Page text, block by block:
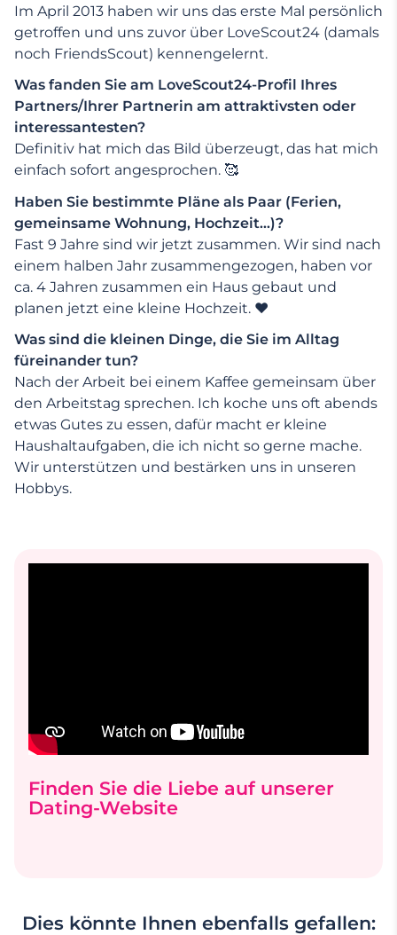
Im April 2013 haben wir uns das erste Mal persönlich
getroffen und uns zuvor über LoveScout24 (damals
noch FriendsScout) kennengelernt.
Was fanden Sie am LoveScout24-Profil Ihres
Partners/Ihrer Partnerin am attraktivsten oder
interessantesten?
Definitiv hat mich das Bild überzeugt, das hat mich
einfach sofort angesprochen. 🥰
Haben Sie bestimmte Pläne als Paar (Ferien,
gemeinsame Wohnung, Hochzeit…)?
Fast 9 Jahre sind wir jetzt zusammen. Wir sind nach
einem halben Jahr zusammengezogen, haben vor
ca. 4 Jahren zusammen ein Haus gebaut und
planen jetzt eine kleine Hochzeit. ❤️
Was sind die kleinen Dinge, die Sie im Alltag
füreinander tun?
Nach der Arbeit bei einem Kaffee gemeinsam über
den Arbeitstag sprechen. Ich koche uns oft abends
etwas Gutes zu essen, dafür macht er kleine
Haushaltaufgaben, die ich nicht so gerne mache.
Wir unterstützen und bestärken uns in unseren
Hobbys.
Finden Sie die Liebe auf unserer
Dating-Website
Dies könnte Ihnen ebenfalls gefallen: